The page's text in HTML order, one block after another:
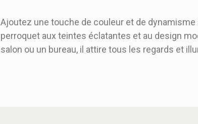
Ajoutez une touche de couleur et de
perroquet aux teintes éclatantes et au design
salon ou un bureau, il attire tous les regards et